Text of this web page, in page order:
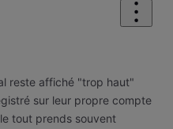
reste affiché "trop haut"
sur leur propre compte
tout prends souvent